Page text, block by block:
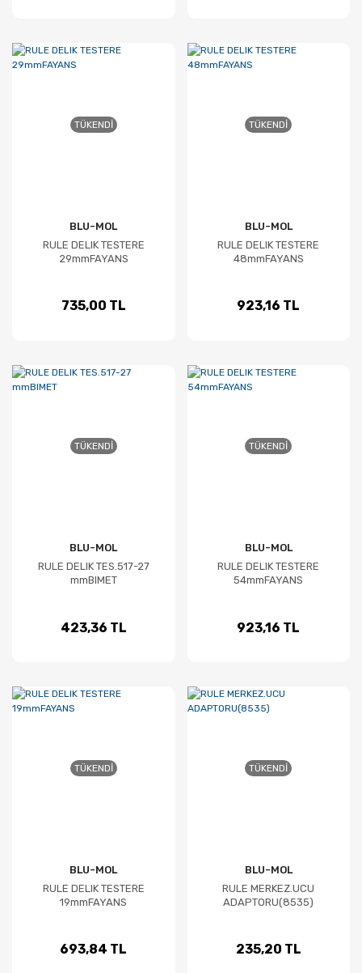
TÜKENDI
BLU-MOL
RULE DELIK TESTERE
29mmFAYANS
735,00 TL
TÜKENDI
BLU-MOL
RULE DELIK TESTERE
48mmFAYANS
923,16 TL
TÜKENDI
BLU-MOL
RULE DELIK TES.517-27
mmBIMET
423,36 TL
TÜKENDI
BLU-MOL
RULE DELIK TESTERE
54mmFAYANS
923,16 TL
TÜKENDI
BLU-MOL
RULE DELIK TESTERE
19mmFAYANS
693,84 TL
TÜKENDI
BLU-MOL
RULE MERKEZ.UCU
ADAPTORU(8535)
235,20 TL